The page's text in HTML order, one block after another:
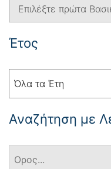
Έτος
Όλα τα Έτη
Αναζήτηση με